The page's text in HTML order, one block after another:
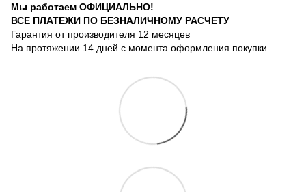
Мы работаем ОФИЦИАЛЬНО!
ВСЕ ПЛАТЕЖИ ПО БЕЗНАЛИЧНОМУ РАСЧЕТУ
Гарантия от производителя 12 месяцев
На протяжении 14 дней с момента оформления покупки